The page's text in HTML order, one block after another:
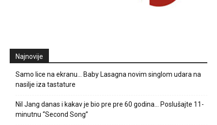
Najnovije
Samo lice na ekranu… Baby Lasagna novim singlom udara na
nasilje iza tastature
Nil Jang danas i kakav je bio pre pre 60 godina… Poslušajte 11-
minutnu “Second Song”